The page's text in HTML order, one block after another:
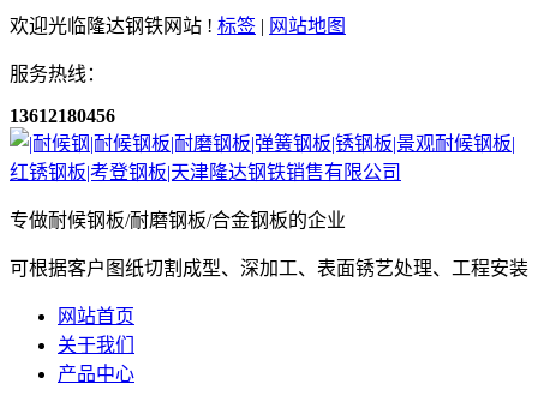
欢迎光临隆达钢铁网站 ! 标签 | 网站地图
服务热线：
13612180456
专做耐候钢板/耐磨钢板/合金钢板的企业
可根据客户图纸切割成型、深加工、表面锈艺处理、工程安装
网站首页
关于我们
产品中心